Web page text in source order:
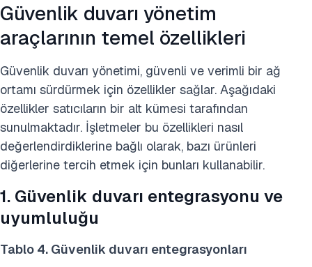
Güvenlik duvarı yönetim
araçlarının temel özellikleri
Güvenlik duvarı yönetimi, güvenli ve verimli bir ağ
ortamı sürdürmek için özellikler sağlar. Aşağıdaki
özellikler satıcıların bir alt kümesi tarafından
sunulmaktadır. İşletmeler bu özellikleri nasıl
değerlendirdiklerine bağlı olarak, bazı ürünleri
diğerlerine tercih etmek için bunları kullanabilir.
1. Güvenlik duvarı entegrasyonu ve
uyumluluğu
Tablo 4. Güvenlik duvarı entegrasyonları